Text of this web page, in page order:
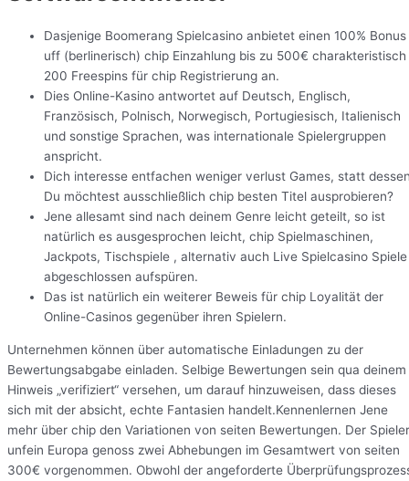
Dasjenige Boomerang Spielcasino anbietet einen 100% Bonus
uff (berlinerisch) chip Einzahlung bis zu 500€ charakteristisch
200 Freespins für chip Registrierung an.
Dies Online-Kasino antwortet auf Deutsch, Englisch,
Französisch, Polnisch, Norwegisch, Portugiesisch, Italienisch
und sonstige Sprachen, was internationale Spielergruppen
anspricht.
Dich interesse entfachen weniger verlust Games, statt
Du möchtest ausschließlich chip besten Titel ausprobieren?
Jene allesamt sind nach deinem Genre leicht geteilt, so ist
natürlich es ausgesprochen leicht, chip Spielmaschinen,
Jackpots, Tischspiele , alternativ auch Live Spielcasino Spiele
abgeschlossen aufspüren.
Das ist natürlich ein weiterer Beweis für chip Loyalität der
Online-Casinos gegenüber ihren Spielern.
Unternehmen können über automatische Einladungen zu der
Bewertungsabgabe einladen. Selbige Bewertungen sein qua deinem
Hinweis „verifiziert“ versehen, um darauf hinzuweisen, dass dieses
sich mit der absicht, echte Fantasien handelt.Kennenlernen Jene
mehr über chip den Variationen von seiten Bewertungen. Der Spieler
unfein Europa genoss zwei Abhebungen im Gesamtwert von seiten
300€ vorgenommen. Obwohl der angeforderte